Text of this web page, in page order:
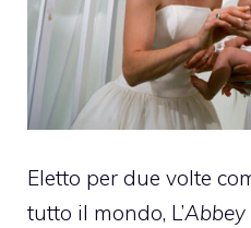
Eletto per due volte
tutto il mondo, L’Abbey